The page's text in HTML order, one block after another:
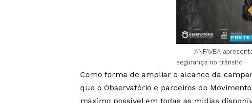
ANFAVEA
segurança no trânsito
Como forma de ampliar o alcance da
que o Observatório e parceiros do
máximo possível em todas as mídias